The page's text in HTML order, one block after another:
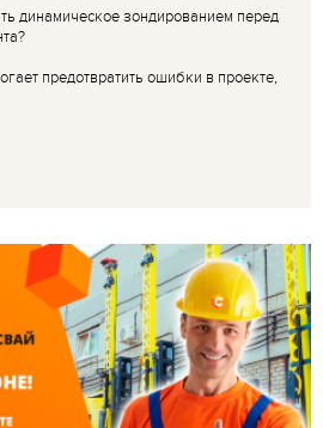
динамическое зондированием перед
предотвратить ошибки в проекте,